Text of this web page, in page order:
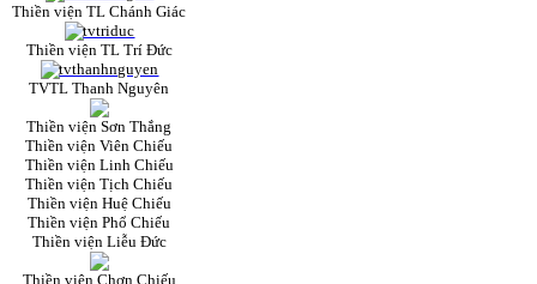
Thiền viện TL Chánh Giác
Thiền viện TL Trí Đức
TVTL Thanh Nguyên
Thiền viện Sơn Thắng
Thiền viện Viên Chiếu
Thiền viện Linh Chiếu
Thiền viện Tịch Chiếu
Thiền viện Huệ Chiếu
Thiền viện Phổ Chiếu
Thiền viện Liễu Đức
Thiền viện Chơn Chiếu